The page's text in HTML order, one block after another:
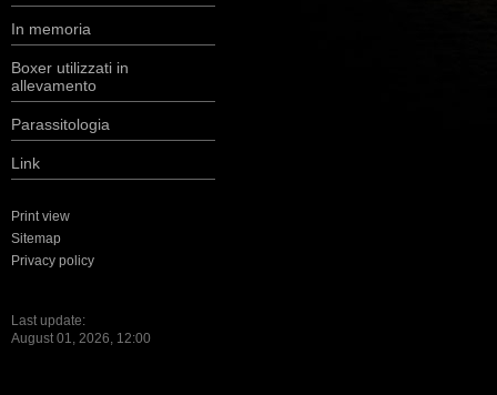
In memoria
Boxer utilizzati in
allevamento
Parassitologia
Link
Print view
Sitemap
Privacy policy
Last update:
August 01, 2026, 12:00